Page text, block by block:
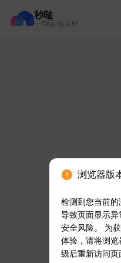
秒哒
一句话 做应用
浏览器版
检测到您当前
导致页面显示
安全风险。 为
体验，请将浏
级后重新访问页